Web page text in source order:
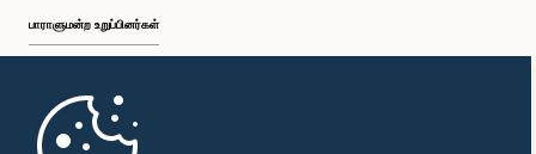
பாராளுமன்ற உறுப்பினர்கள்
முதற்பக்கம்